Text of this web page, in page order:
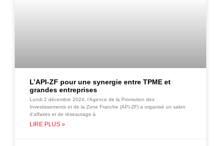
L’API-ZF pour une synergie entre TPME et
grandes entreprises
Lundi 2 décembre 2024, l’Agence de la Promotion des
Investissements et de la Zone Franche (API-ZF) a organisé un salon
d’affaires et de réseautage à
LIRE PLUS »